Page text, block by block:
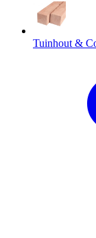
Tuinhout &